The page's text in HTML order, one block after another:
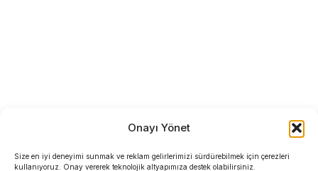
Onayı Yönet
Size en iyi deneyimi sunmak ve reklam gelirlerimizi sürdürebilmek için çerezleri
kullanıyoruz. Onay vererek teknolojik altyapımıza destek olabilirsiniz.